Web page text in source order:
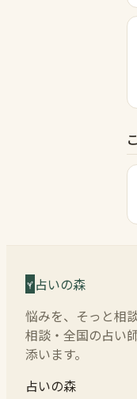
占いの森
悩みを、そっと相
相談・全国の占い
添います。
占いの森